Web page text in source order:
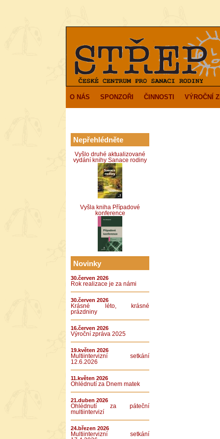
O NÁS SPONZOŘI ČINNOSTI VÝROČNÍ
Nepřehlédněte
Vyšlo druhé aktualizované
vydání knihy Sanace rodiny
Vyšla kniha Případové
konference
Novinky
30.červen 2026
Rok realizace je za námi
30.červen 2026
Krásné léto, krásné
prázdniny
16.červen 2026
Výroční zpráva 2025
19.květen 2026
Multiintervizní setkání
12.6.2026
11.květen 2026
Ohlédnutí za Dnem matek
21.duben 2026
Ohlédnutí za páteční
multiintervizí
24.březen 2026
Multiintervizní setkání